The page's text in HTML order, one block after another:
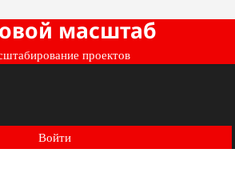
масштаб
проектов
Войти